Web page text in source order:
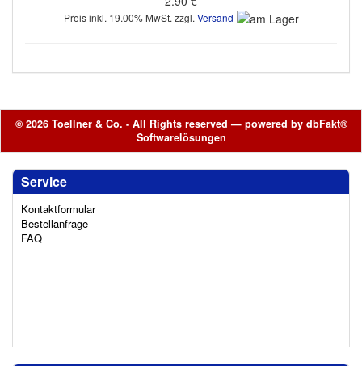
Preis inkl. 19.00% MwSt. zzgl. Versand
© 2026 Toellner & Co. - All Rights reserved — powered by dbFakt®
Softwarelösungen
Service
Kontaktformular
Bestellanfrage
FAQ